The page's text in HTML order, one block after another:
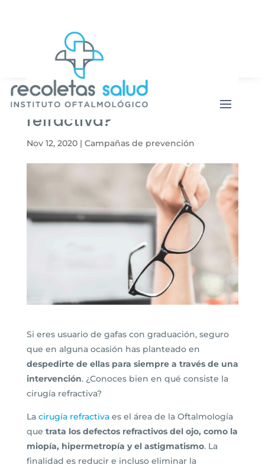
¿Qué es la cirugía
refractiva?
Nov 12, 2020| Campañas de prevención
Si eres usuario de gafas con graduación, seguro
que en alguna ocasión has planteado en
despedirte de ellas para siempre a través de una
intervención. ¿Conoces bien en qué consiste la
cirugía refractiva?
La cirugía refractivaes el área de la Oftalmología
que trata los defectos refractivos del ojo, como la
miopía, hipermetropía y el astigmatismo. La
finalidad es reducir e incluso eliminar la